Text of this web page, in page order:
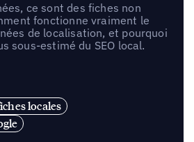
ce sont des fiches non
fonctionne vraiment le
de localisation, et pourquoi
sous-estimé du SEO local.
locales